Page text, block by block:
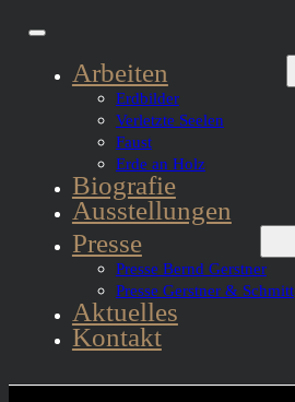
Arbeiten
Erdbilder
Verletzte Seelen
Faust
Erde an Holz
Biografie
Ausstellungen
Presse
Presse Bernd Gerstner
Presse Gerstner & Schmitt
Aktuelles
Kontakt